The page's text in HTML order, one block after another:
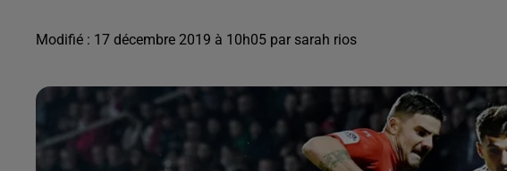
Modifié : 17 décembre 2019 à 10h05 par sarah rios